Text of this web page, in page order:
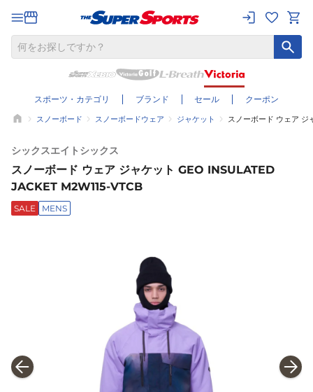
スポーツ・カテゴリ ブランド セール クーポン
スノーボード スノーボードウェア ジャケット スノーボード ウェア
シックスエイトシックス
スノーボード ウェア ジャケット GEO INSULATED
JACKET M2W115-VTCB
SALE MENS